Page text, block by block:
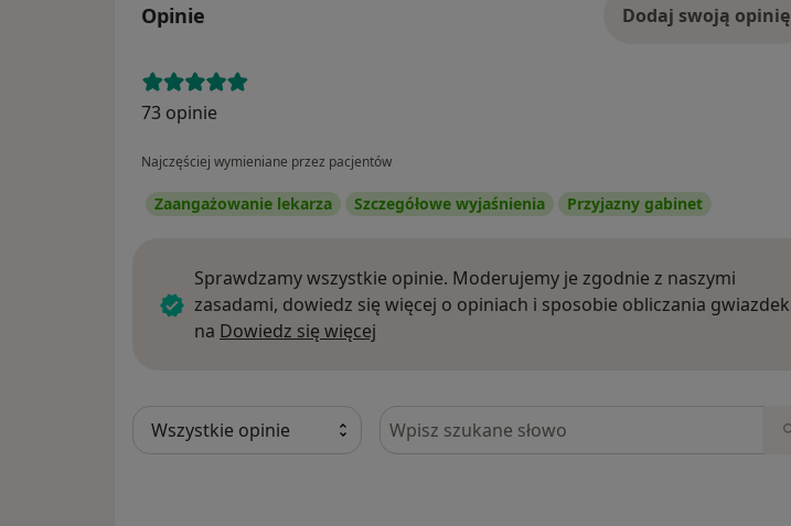
Opinie Dodaj swoją opinię
73 opinie
Najczęściej wymieniane przez pacjentów
Zaangażowanie lekarza Szczegółowe wyjaśnienia Przyjazny gabinet
Sprawdzamy wszystkie opinie. Moderujemy je zgodnie z naszymi
zasadami, dowiedz się więcej o opiniach i sposobie obliczania gwiazdek
na Dowiedz się więcej
Szukaj w opiniach